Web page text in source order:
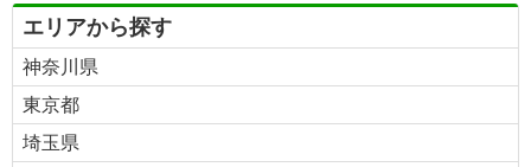
エリアから探す
神奈川県
東京都
埼玉県